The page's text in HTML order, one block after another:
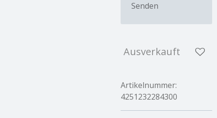
Senden
Ausverkauft
Artikelnummer:
4251232284300